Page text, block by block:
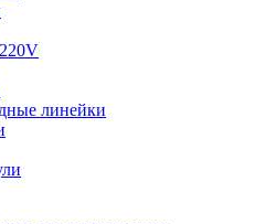
линейки